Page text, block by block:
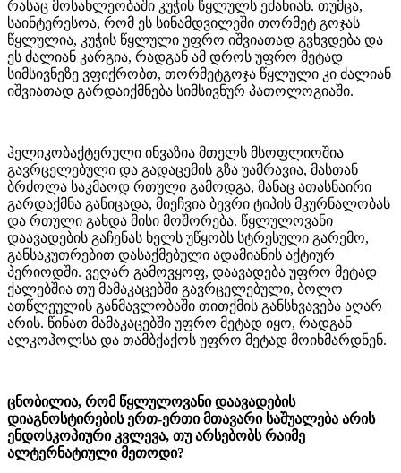
რასაც მოსახლეობაში კუჭის წყლულს ეძახიან. თუმცა,
საინტერესოა, რომ ეს სინამდვილეში თორმეტ გოჯას
წყლულია, კუჭის წყლული უფრო იშვიათად გვხვდება და
ეს ძალიან კარგია, რადგან ამ დროს უფრო მეტად
სიმსივნეზე ვფიქრობთ, თორმეტგოჯა წყლული კი ძალიან
იშვიათად გარდაიქმნება სიმსივნურ პათოლოგიაში.
ჰელიკობაქტერული ინვაზია მთელს მსოფლიოშია
გავრცელებული და გადაცემის გზა უამრავია, მასთან
ბრძოლა საკმაოდ რთული გამოდგა, მანაც ათასნაირი
გარდაქმნა განიცადა, მიეჩვია ბევრი ტიპის მკურნალობას
და რთული გახდა მისი მოშორება. წყლულოვანი
დაავადების გაჩენას ხელს უწყობს სტრესული გარემო,
განსაკუთრებით დასაქმებული ადამიანის აქტიურ
პერიოდში. ვეღარ გამოვყოფ, დაავადება უფრო მეტად
ქალებშია თუ მამაკაცებში გავრცელებული, ბოლო
ათწლეულის განმავლობაში თითქმის განსხვავება აღარ
არის. წინათ მამაკაცებში უფრო მეტად იყო, რადგან
ალკოჰოლსა და თამბქაქოს უფრო მეტად მოიხმარდნენ.
ცნობილია, რომ წყლულოვანი დაავადების
დიაგნოსტირების ერთ-ერთი მთავარი საშუალება არის
ენდოსკოპიური კვლევა, თუ არსებობს რაიმე
ალტერნატიული მეთოდი?